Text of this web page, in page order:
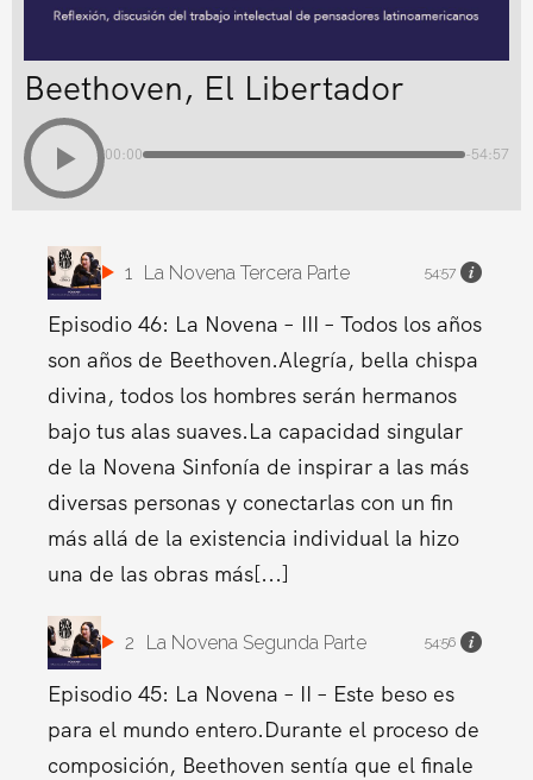
Beethoven, El Libertador
00:00 -54:57
1 La Novena Tercera Parte 54:57
Episodio 46: La Novena – III – Todos los años
son años de Beethoven.Alegría, bella chispa
divina, todos los hombres serán hermanos
bajo tus alas suaves.La capacidad singular
de la Novena Sinfonía de inspirar a las más
diversas personas y conectarlas con un fin
más allá de la existencia individual la hizo
una de las obras más[...]
2 La Novena Segunda Parte 54:56
Episodio 45: La Novena – II – Este beso es
para el mundo entero.Durante el proceso de
composición, Beethoven sentía que el finale